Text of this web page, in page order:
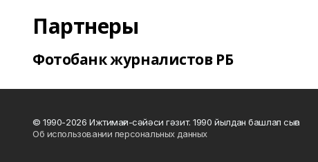
Партнеры
Фотобанк журналистов РБ
© 1990-2026 Ижтимағи-сәйәси гәзит. 1990 йылдан башлап сыға
Об использовании персональных данных